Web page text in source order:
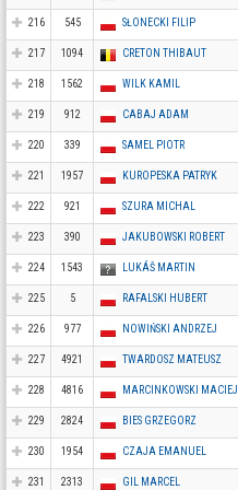
216 545 SŁONECKI FILIP
217 1094 CRETON THIBAUT
218 1562 WILK KAMIL
219 912 CABAJ ADAM
220 339 SAMEL PIOTR
221 1957 KUROPESKA PATRYK
222 921 SZURA MICHAL
223 390 JAKUBOWSKI ROBERT
224 1543 LUKÁŠ MARTIN
225 5 RAFALSKI HUBERT
226 977 NOWIŃSKI ANDRZEJ
227 4921 TWARDOSZ MATEUSZ
228 4816 MARCINKOWSKI MACIEJ
229 2824 BIES GRZEGORZ
230 1954 CZAJA EMANUEL
231 2313 GIL MARCEL